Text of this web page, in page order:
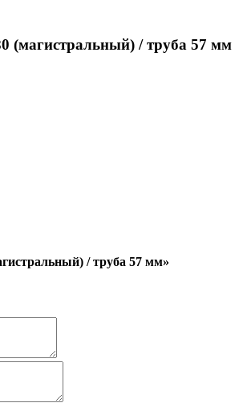
(магистральный) / труба 57 мм
/ труба 57 мм»